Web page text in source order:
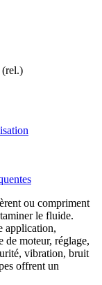
(rel.)
ou compriment
le fluide.
application,
de moteur, réglage,
vibration, bruit
offrent un